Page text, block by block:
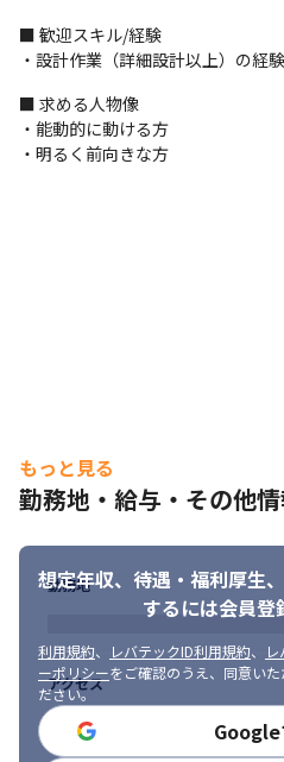
■ 歓迎スキル/経験
・設計作業（詳細設計以上）の経験
■ 求める人物像
・能動的に動ける方
・明るく前向きな方
もっと見る
勤務地・給与・その他
想定年収、待遇・福利厚生、
するには会員登
利用規約、 レバテックID利用規約、
ーポリシーをご確認のうえ、同意い
ださい。
勤務地
アクセス